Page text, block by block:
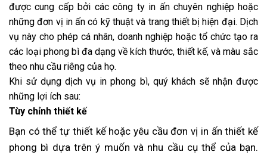
được cung cấp bởi các công ty in ấn chuyên nghiệp hoặc
những đơn vị in ấn có kỹ thuật và trang thiết bị hiện đại. Dịch
vụ này cho phép cá nhân, doanh nghiệp hoặc tổ chức tạo ra
các loại phong bì đa dạng về kích thước, thiết kế, và màu sắc
theo nhu cầu riêng của họ.
Khi sử dụng dịch vụ in phong bì, quý khách sẽ nhận được
những lợi ích sau:
Tùy chỉnh thiết kế
Bạn có thể tự thiết kế hoặc yêu cầu đơn vị in ấn thiết kế
phong bì dựa trên ý muốn và nhu cầu cụ thể của bạn.